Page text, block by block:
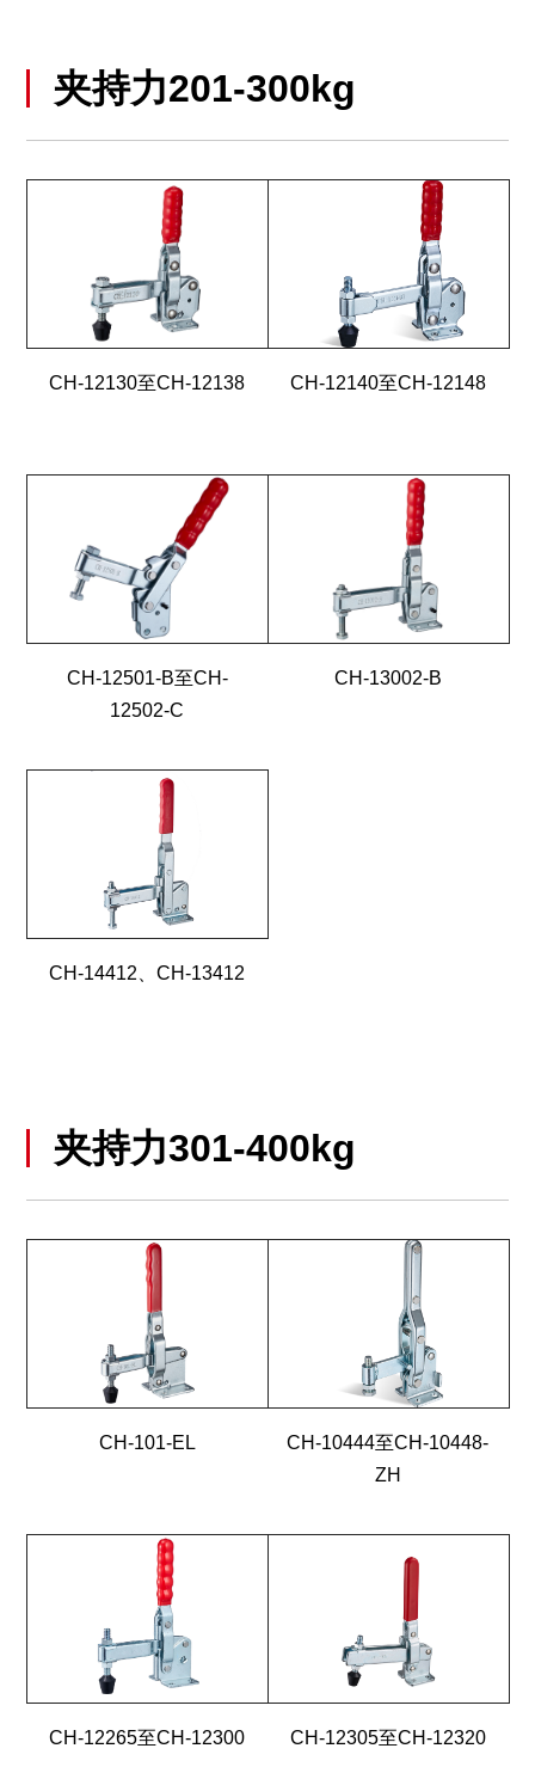
夹持力201-300kg
CH-12130至CH-12138 CH-12140至CH-12148
CH-12501-B至CH-
12502-C
CH-13002-B
CH-14412、CH-13412
夹持力301-400kg
CH-101-EL
CH-10444至CH-10448-
ZH
CH-12265至CH-12300 CH-12305至CH-12320